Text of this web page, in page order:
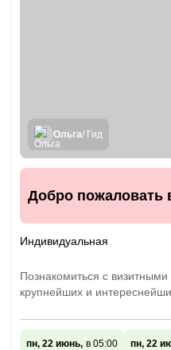
Ольга/ Гид
Добро пожаловать
Индивидуальная
Познакомиться с визитными
крупнейших и
пн, 22 июнь, в 05:00 пн, 22